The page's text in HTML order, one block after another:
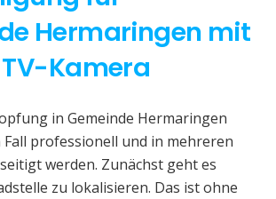
Hermaringen mit
Kamera
in Gemeinde Hermaringen
Fall professionell und in mehreren
werden. Zunächst geht es
zu lokalisieren. Das ist ohne